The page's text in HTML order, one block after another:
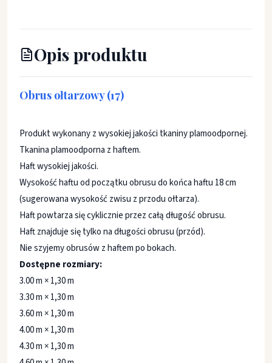
Opis produktu
Obrus ołtarzowy (17)
Produkt wykonany z wysokiej jakości tkaniny plamoodpornej.
Tkanina plamoodporna z haftem.
Haft wysokiej jakości.
Wysokość haftu od początku obrusu do końca haftu 18 cm
(sugerowana wysokość zwisu z przodu ołtarza).
Haft powtarza się cyklicznie przez całą długość obrusu.
Haft znajduje się tylko na długości obrusu (przód).
Nie szyjemy obrusów z haftem po bokach.
Dostępne rozmiary:
3.00 m × 1,30 m
3.30 m × 1,30 m
3.60 m × 1,30 m
4.00 m × 1,30 m
4.30 m × 1,30 m